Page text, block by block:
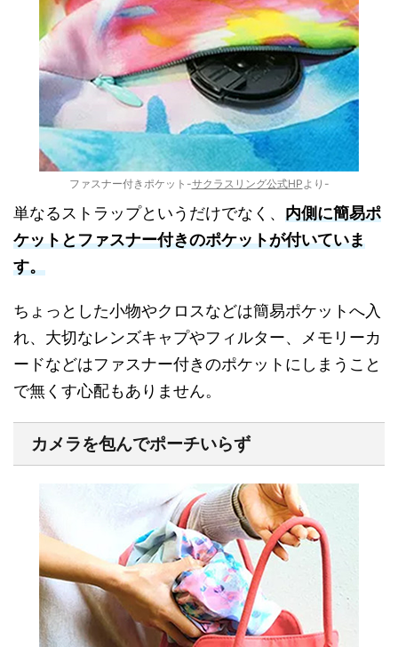
ファスナー付きポケット-サクラスリング公式HP より-
単なるストラップというだけでなく、 内側に簡易ポ
ケットとファスナー付きのポケットが付いていま
す。
ちょっとした小物やクロスなどは簡易ポケットへ入
れ、大切なレンズキャプやフィルター、メモリーカ
ードなどはファスナー付きのポケットにしまうこと
で無くす心配もありません。
カメラを包んでポーチいらず